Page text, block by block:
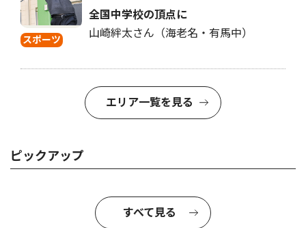
スポーツ
全国中学校の頂点に
山崎絆太さん（海老名・有馬中）
エリア一覧を見る
ピックアップ
すべて見る